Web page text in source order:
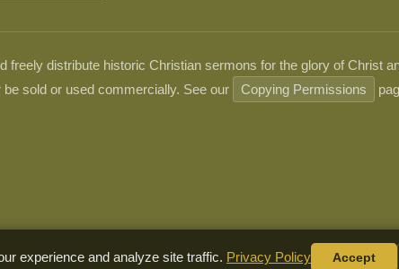
distribute historic Christian sermons for the glory of Christ
sold or used commercially. See our
Copying Permissions
experience and analyze site traffic. Privacy Policy Accept